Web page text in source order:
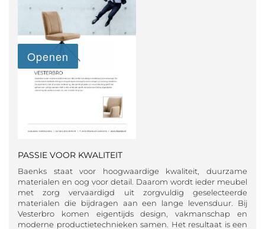
PASSIE VOOR KWALITEIT
Baenks staat voor hoogwaardige kwaliteit, duurzame
materialen en oog voor detail. Daarom wordt ieder meubel
met zorg vervaardigd uit zorgvuldig geselecteerde
materialen die bijdragen aan een lange levensduur. Bij
Vesterbro komen eigentijds design, vakmanschap en
moderne productietechnieken samen. Het resultaat is een